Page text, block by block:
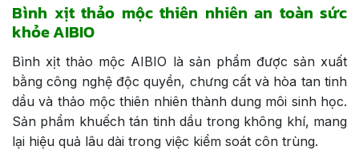
Bình xịt thảo mộc thiên nhiên an toàn sức
khỏe AIBIO
Bình xịt thảo mộc AIBIO là sản phẩm được sản xuất
bằng công nghệ độc quyền, chưng cất và hòa tan tinh
dầu và thảo mộc thiên nhiên thành dung môi sinh học.
Sản phẩm khuếch tán tinh dầu trong không khí, mang
lại hiệu quả lâu dài trong việc kiểm soát côn trùng.